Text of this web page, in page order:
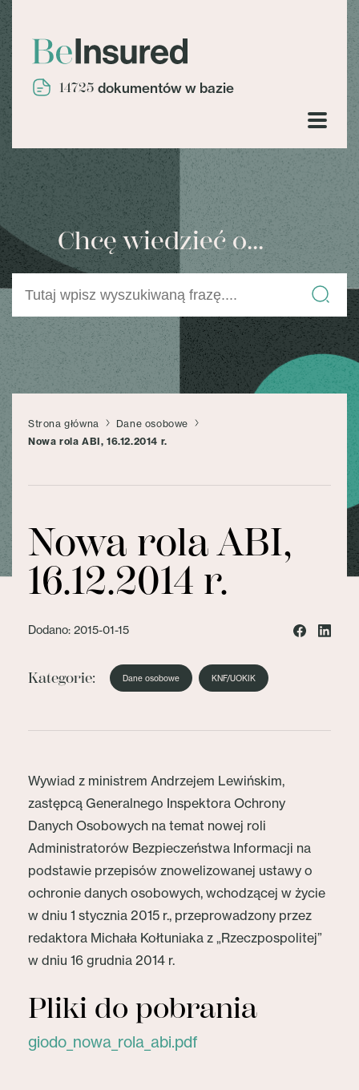
14725 dokumentów w bazie
Chcę wiedzieć o...
Strona główna
Dane osobowe
Nowa rola ABI, 16.12.2014 r.
Nowa rola ABI,
16.12.2014 r.
Dodano: 2015-01-15
Kategorie: Dane osobowe KNF/UOKIK
Wywiad z ministrem Andrzejem Lewińskim,
zastępcą Generalnego Inspektora Ochrony
Danych Osobowych na temat nowej roli
Administratorów Bezpieczeństwa Informacji na
podstawie przepisów znowelizowanej ustawy o
ochronie danych osobowych, wchodzącej w życie
w dniu 1 stycznia 2015 r., przeprowadzony przez
redaktora Michała Kołtuniaka z „Rzeczpospolitej”
w dniu 16 grudnia 2014 r.
Pliki do pobrania
giodo_nowa_rola_abi.pdf